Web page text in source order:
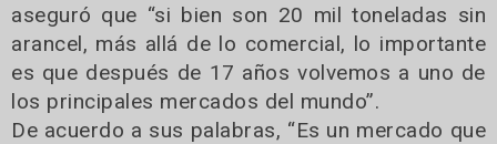
aseguró que “si bien son 20 mil toneladas sin
arancel, más allá de lo comercial, lo importante
es que después de 17 años volvemos a uno de
los principales mercados del mundo”.
De acuerdo a sus palabras, “Es un mercado que